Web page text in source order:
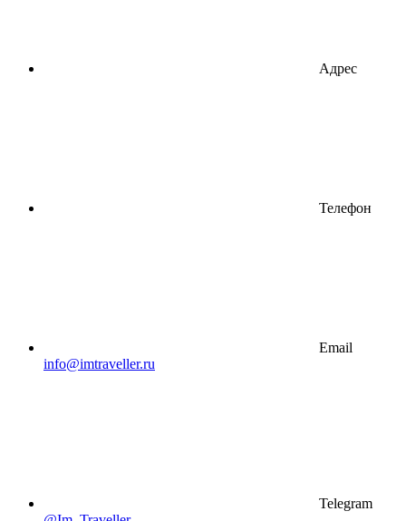
Адрес
Телефон
Email
info@imtraveller.ru
Telegram